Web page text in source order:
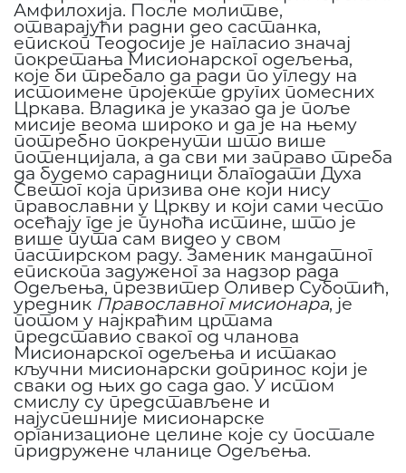
Амфилохија. После молитве,
отварајући радни део састанка,
епископ Теодосије је нагласио значај
покретања Мисионарског одељења,
које би требало да ради по угледу на
истоимене пројекте других помесних
Цркава. Владика је указао да је поље
мисије веома широко и да је на њему
потребно покренути што више
потенцијала, а да сви ми заправо треба
да будемо сарадници благодати Духа
Светог која призива оне који нису
православни у Цркву и који сами често
осећају где је пуноћа истине, што је
више пута сам видео у свом
пастирском раду. Заменик мандатног
епископа задуженог за надзор рада
Одељења, презвитер Оливер Суботић,
уредник Православног мисионара, је
потом у најкраћим цртама
представио сваког од чланова
Мисионарског одељења и истакао
кључни мисионарски допринос који је
сваки од њих до сада дао. У истом
смислу су представљене и
најуспешније мисионарске
организационе целине које су постале
придружене чланице Одељења.